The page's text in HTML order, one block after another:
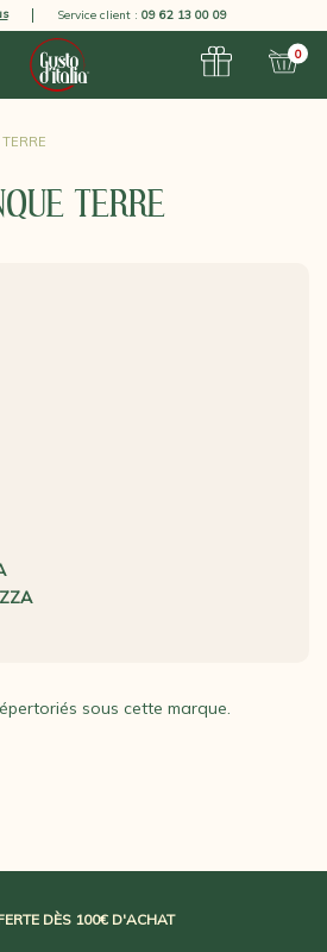
Service client : 09 62 13 00 09
0
TERRE
sous cette marque.
DÈS 100€ D'ACHAT